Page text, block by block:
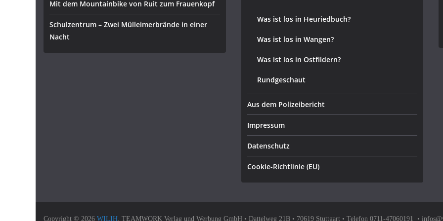
Mit dem Mountainbike von Ruit zum Frauenkopf
Schulzentrum – Zwei Mülleimerbrände in einer
Nacht
Was ist los in Heuriedbuch?
Was ist los in Wangen?
Was ist los in Ostfildern?
Rundgeschaut
Aus dem Polizeibericht
Impressum
Datenschutz
Cookie-Richtlinie (EU)
Copyright © 2026 WILIH. TEAMWORK Verlag und Werbung GmbH • Dattelweg 21B • 70619 Stuttgart • Telefon 0711-47060191 •